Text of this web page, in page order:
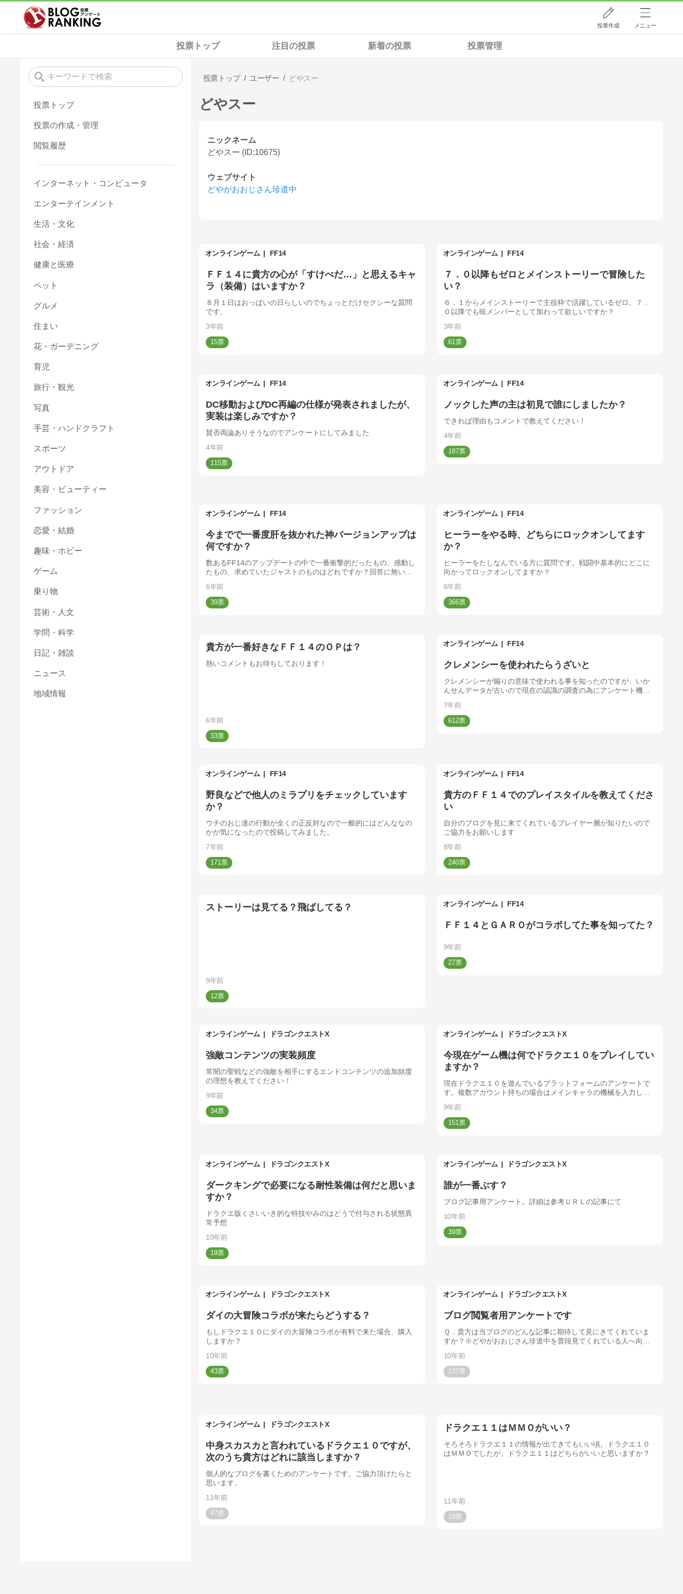
投票作成 メニュー
投票トップ 注目の投票 新着の投票 投票管理
投票トップ ユーザー どやスー
どやスー
ニックネーム
どやスー (ID:10675)
ウェブサイト
どやがおおじさん珍道中
オンラインゲーム FF14
ＦＦ１４に貴方の心が「すけべだ…」と思えるキャ
ラ（装備）はいますか？
８月１日はおっぱいの日らしいのでちょっとだけセクシーな質問
です。
3年前
15
オンラインゲーム FF14
７．０以降もゼロとメインストーリーで冒険した
い？
６．１からメインストーリーで主役枠で活躍しているゼロ。７．
０以降でも暁メンバーとして加わって欲しいですか？
3年前
61
オンラインゲーム FF14
DC移動およびDC再編の仕様が発表されましたが、
実装は楽しみですか？
賛否両論ありそうなのでアンケートにしてみました
4年前
115
オンラインゲーム FF14
ノックした声の主は初見で誰にしましたか？
できれば理由もコメントで教えてください！
4年前
187
オンラインゲーム FF14
今までで一番度肝を抜かれた神バージョンアップは
何ですか？
数あるFF14のアップデートの中で一番衝撃的だったもの、感動し
たもの、求めていたジャストのものはどれですか？回答に無い場
6年前
39
オンラインゲーム FF14
ヒーラーをやる時、どちらにロックオンしてます
か？
ヒーラーをたしなんでいる方に質問です。戦闘中基本的にどこに
向かってロックオンしてますか？
6年前
366
貴方が一番好きなＦＦ１４のＯＰは？
熱いコメントもお待ちしております！
6年前
33
オンラインゲーム FF14
クレメンシーを使われたらうざいと
クレメンシーが煽りの意味で使われる事を知ったのですが、いか
んせんデータが古いので現在の認識の調査の為にアンケート機能
7年前
612
オンラインゲーム FF14
野良などで他人のミラプリをチェックしています
か？
ウチのおじ達の行動が全くの正反対なので一般的にはどんななの
かが気になったので投稿してみました。
7年前
171
オンラインゲーム FF14
貴方のＦＦ１４でのプレイスタイルを教えてくださ
い
自分のブログを見に来てくれているプレイヤー層が知りたいので
ご協力をお願いします
8年前
240
ストーリーは見てる？飛ばしてる？
9年前
12
オンラインゲーム FF14
ＦＦ１４とＧＡＲＯがコラボしてた事を知ってた？
9年前
27
オンラインゲーム ドラゴンクエストX
強敵コンテンツの実装頻度
常闇の聖戦などの強敵を相手にするエンドコンテンツの追加頻度
の理想を教えてください！
9年前
34
オンラインゲーム ドラゴンクエストX
今現在ゲーム機は何でドラクエ１０をプレイしてい
ますか？
現在ドラクエ１０を遊んでいるプラットフォームのアンケートで
す。複数アカウント持ちの場合はメインキャラの機械を入力して
9年前
151
オンラインゲーム ドラゴンクエストX
ダークキングで必要になる耐性装備は何だと思いま
すか？
ドラクエ版くさいいき的な特技やみのはどうで付与される状態異
常予想
10年前
19
オンラインゲーム ドラゴンクエストX
誰が一番ぶす？
ブログ記事用アンケート。詳細は参考ＵＲＬの記事にて
10年前
39
オンラインゲーム ドラゴンクエストX
ダイの大冒険コラボが来たらどうする？
もしドラクエ１０にダイの大冒険コラボが有料で来た場合、購入
しますか？
10年前
43
オンラインゲーム ドラゴンクエストX
ブログ閲覧者用アンケートです
Ｑ．貴方は当ブログのどんな記事に期待して見にきてくれていま
すか？※どやがおおじさん珍道中を普段見てくれている人へ向け
10年前
137
オンラインゲーム ドラゴンクエストX
中身スカスカと言われているドラクエ１０ですが、
次のうち貴方はどれに該当しますか？
個人的なブログを書くためのアンケートです。ご協力頂けたらと
思います。
11年前
47
ドラクエ１１はＭＭＯがいい？
そろそろドラクエ１１の情報が出てきてもいい頃。ドラクエ１０
はＭＭＯでしたが、ドラクエ１１はどちらがいいと思いますか？
11年前
19
投票トップ
投票の作成・管理
閲覧履歴
インターネット・コンピュータ
エンターテインメント
生活・文化
社会・経済
健康と医療
ペット
グルメ
住まい
花・ガーデニング
育児
旅行・観光
写真
手芸・ハンドクラフト
スポーツ
アウトドア
美容・ビューティー
ファッション
恋愛・結婚
趣味・ホビー
ゲーム
乗り物
芸術・人文
学問・科学
日記・雑談
ニュース
地域情報